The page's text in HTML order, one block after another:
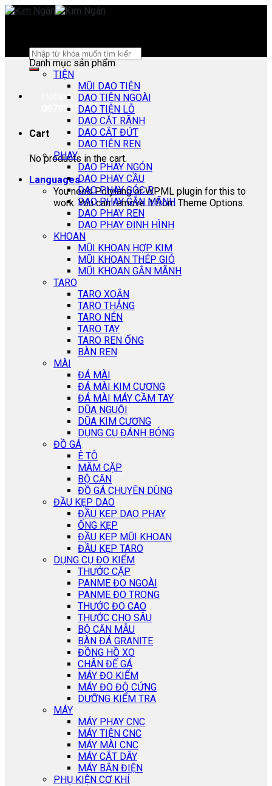
Skip
Search
for:
Hotline:
0979540178
Cart
No products in the cart.
Languages
You need Polylang or WPML plugin for this to
work. You can remove it from Theme Options.
Danh mục sản phẩm
TIỆN
MŨI DAO TIỆN
DAO TIỆN NGOÀI
DAO TIỆN LỖ
DAO CẮT RÃNH
DAO CẮT ĐỨT
DAO TIỆN REN
PHAY
DAO PHAY NGÓN
DAO PHAY CẦU
DAO PHAY GÓC R
DAO PHAY GẮN MÃNH
DAO PHAY REN
DAO PHAY ĐỊNH HÌNH
KHOAN
MŨI KHOAN HỢP KIM
MŨI KHOAN THÉP GIÓ
MŨI KHOAN GẮN MÃNH
TARO
TARO XOẮN
TARO THẲNG
TARO NÉN
TARO TAY
TARO REN ỐNG
BÀN REN
MÀI
ĐÁ MÀI
ĐÁ MÀI KIM CƯƠNG
ĐÁ MÀI MÁY CẦM TAY
DŨA NGUỘI
DŨA KIM CƯƠNG
DỤNG CỤ ĐÁNH BÓNG
ĐỒ GÁ
Ê TÔ
MÂM CẶP
BỘ CĂN
ĐỒ GÁ CHUYÊN DÙNG
ĐẦU KẸP DAO
ĐẦU KẸP DAO PHAY
ỐNG KẸP
ĐẦU KẸP MŨI KHOAN
ĐẦU KẸP TARO
DỤNG CỤ ĐO KIỂM
THƯỚC CẶP
PANME ĐO NGOÀI
PANME ĐO TRONG
THƯỚC ĐO CAO
THƯỚC CHO SÂU
BỘ CĂN MẪU
BÀN ĐÁ GRANITE
ĐỒNG HỒ XO
CHÂN ĐẾ GÁ
MÁY ĐO KIỂM
MÁY ĐO ĐỘ CỨNG
DƯỠNG KIỂM TRA
MÁY
MÁY PHAY CNC
MÁY TIỆN CNC
MÁY MÀI CNC
MÁY CẮT DÂY
MÁY BẮN ĐIỆN
PHỤ KIỆN CƠ KHÍ